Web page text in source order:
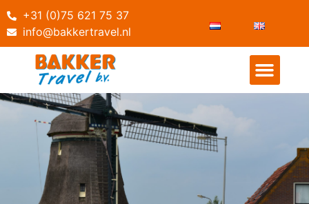
+31 (0)75 621 75 37
info@bakkertravel.nl